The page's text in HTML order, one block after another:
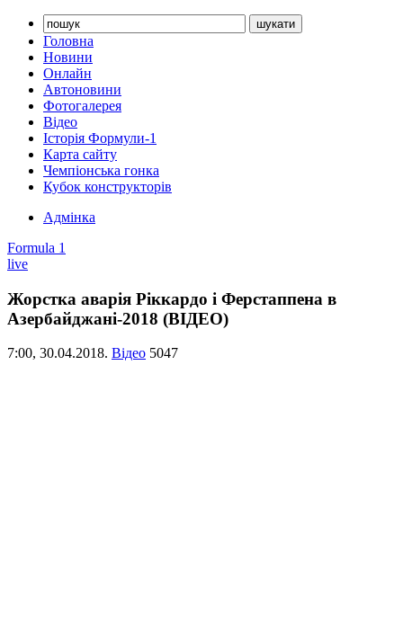
Головна
Новини
Онлайн
Автоновини
Фотогалерея
Відео
Історія Формули-1
Карта сайту
Чемпіонська гонка
Кубок конструкторів
Адмінка
Formula 1
live
Жорстка аварія Ріккардо і Ферстаппена в
Азербайджані-2018 (ВІДЕО)
7:00, 30.04.2018. Відео 5047